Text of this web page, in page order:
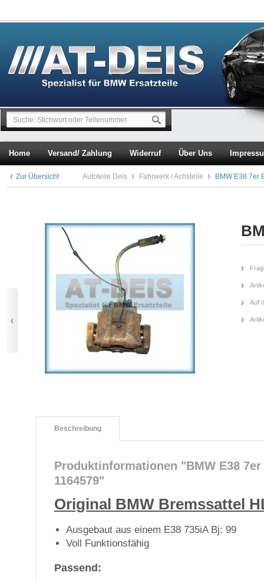
Home Versand/ Zahlung Widerruf Über Uns
Zur Übersicht Autoteile Deis Fahrwerk / Achsteile BMW E38 7er
Auf
Beschreibung
Produktinformationen "BMW E38
1164579"
Original BMW Bremssattel
Ausgebaut aus einem E38 735iA Bj: 99
Voll Funktionsfähig
Passend: